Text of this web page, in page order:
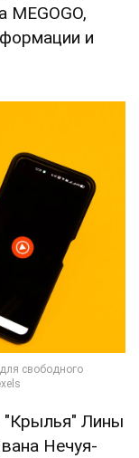
и
"Крылья" Лины
Нечуя-